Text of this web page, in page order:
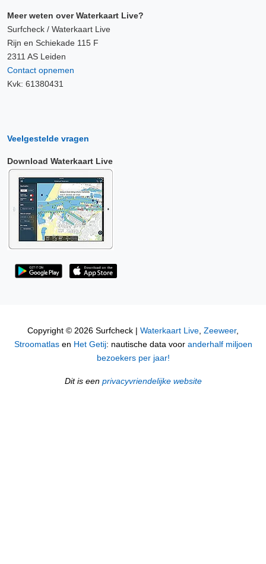
Meer weten over Waterkaart Live?
Surfcheck / Waterkaart Live
Rijn en Schiekade 115 F
2311 AS Leiden
Contact opnemen
Kvk: 61380431
Veelgestelde vragen
Download Waterkaart Live
Copyright © 2026 Surfcheck | Waterkaart Live, Zeeweer,
Stroomatlasen Het Getij: nautische data voor anderhalf miljoen
bezoekers per jaar!
Dit is een privacyvriendelijke website